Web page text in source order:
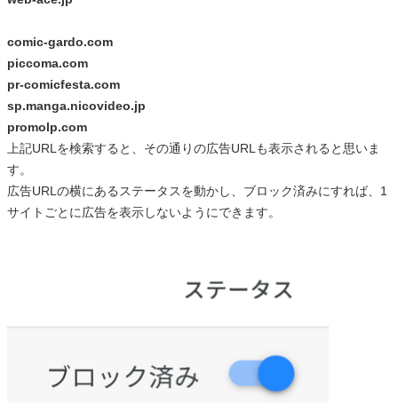
comic-gardo.com
piccoma.com
pr-comicfesta.com
sp.manga.nicovideo.jp
promolp.com
上記URLを検索すると、その通りの広告URLも表示されると思いま
す。
広告URLの横にあるステータスを動かし、ブロック済みにすれば、1
サイトごとに広告を表示しないようにできます。